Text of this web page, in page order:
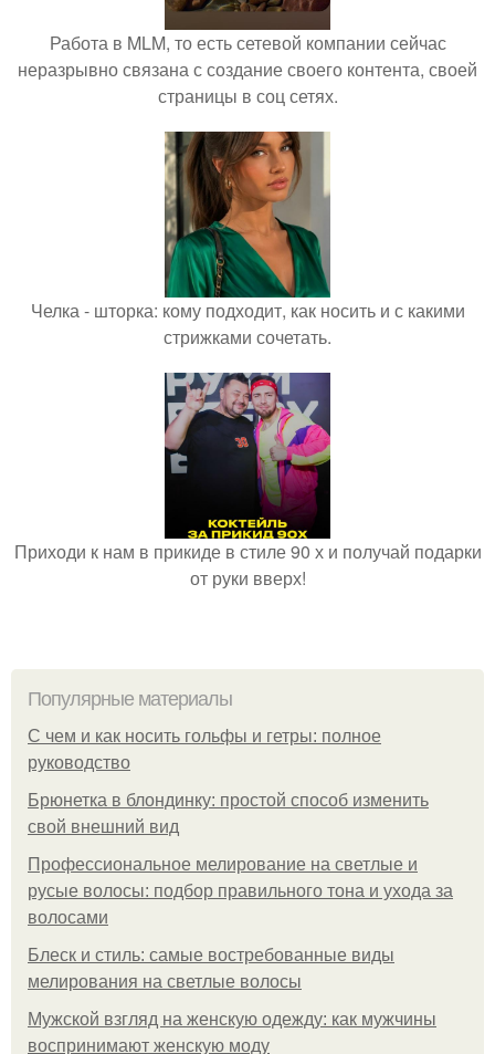
Работа в MLM, то есть сетевой компании сейчас
неразрывно связана с создание своего контента, своей
страницы в соц сетях.
Челка - шторка: кому подходит, как носить и с какими
стрижками сочетать.
Приходи к нам в прикиде в стиле 90 х и получай подарки
от руки вверх!
Популярные материалы
С чем и как носить гольфы и гетры: полное
руководство
Брюнетка в блондинку: простой способ изменить
свой внешний вид
Профессиональное мелирование на светлые и
русые волосы: подбор правильного тона и ухода за
волосами
Блеск и стиль: самые востребованные виды
мелирования на светлые волосы
Мужской взгляд на женскую одежду: как мужчины
воспринимают женскую моду